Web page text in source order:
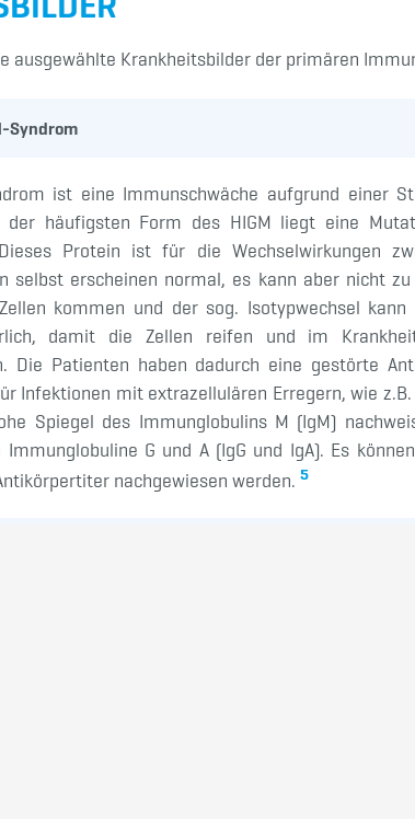
ausgewählte Krankheitsbilder der primären
Syndrom
ist eine Immunschwäche aufgrund einer
der häufigsten Form des HIGM liegt eine
Protein ist für die Wechselwirkungen
selbst erscheinen normal, es kann aber nicht
kommen und der sog. Isotypwechsel
damit die Zellen reifen und im
Die Patienten haben dadurch eine gestörte
Infektionen mit extrazellulären Erregern, wie z.B.
Spiegel des Immunglobulins M (IgM)
G und A (IgG und IgA). Es
nachgewiesen werden. 5